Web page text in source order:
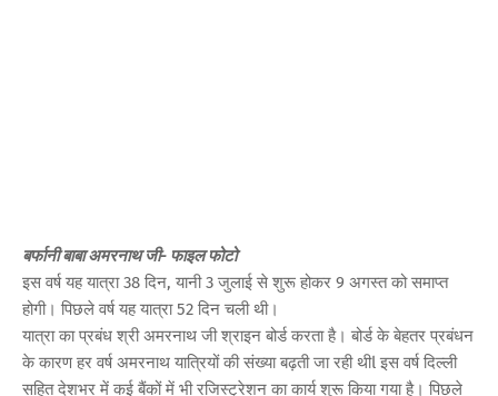
बर्फानी बाबा अमरनाथ जी- फाइल फोटो
इस वर्ष यह यात्रा 38 दिन, यानी 3 जुलाई से शुरू होकर 9 अगस्त को समाप्त
होगी। पिछले वर्ष यह यात्रा 52 दिन चली थी।
यात्रा का प्रबंध श्री अमरनाथ जी श्राइन बोर्ड करता है। बोर्ड के बेहतर प्रबंधन
के कारण हर वर्ष अमरनाथ यात्रियों की संख्या बढ़ती जा रही थीl इस वर्ष दिल्ली
सहित देशभर में कई बैंकों में भी रजिस्ट्रेशन का कार्य शुरू किया गया है। पिछले